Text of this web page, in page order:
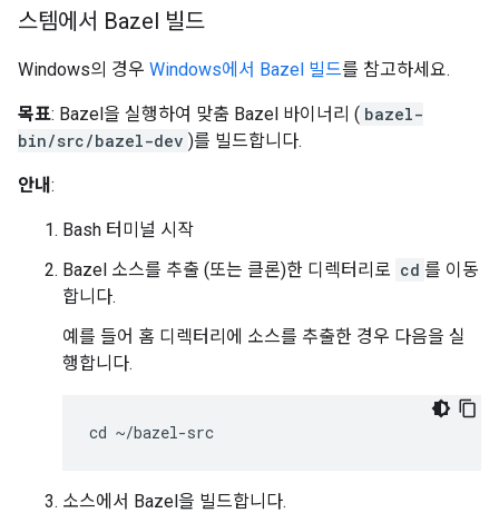
스템에서 Bazel 빌드
Windows의 경우 Windows에서 Bazel 빌드를 참고하세요.
목표: Bazel을 실행하여 맞춤 Bazel 바이너리 ( bazel-
bin/src/bazel-dev )를 빌드합니다.
안내 :
Bash 터미널 시작
Bazel 소스를 추출 (또는 클론)한 디렉터리로 cd 를 이동
합니다.
예를 들어 홈 디렉터리에 소스를 추출한 경우 다음을 실
행합니다.
소스에서 Bazel을 빌드합니다.